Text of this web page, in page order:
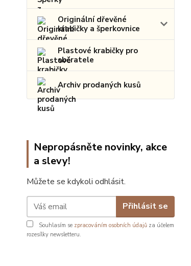
Originální dřevěné
krabičky a šperkovnice
Plastové krabičky pro
sběratele
Archiv prodaných kusů
Nepropásněte novinky, akce
a slevy!
Můžete se kdykoli odhlásit.
Přihlásit se
Souhlasím se zpracováním osobních údajů za účelem
rozesílky newsletteru.